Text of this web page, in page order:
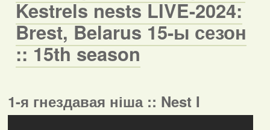
Kestrels nests LIVE-2024:
Brest, Belarus 15-ы сезон
:: 15th season
1-я гнездавая ніша :: Nest I